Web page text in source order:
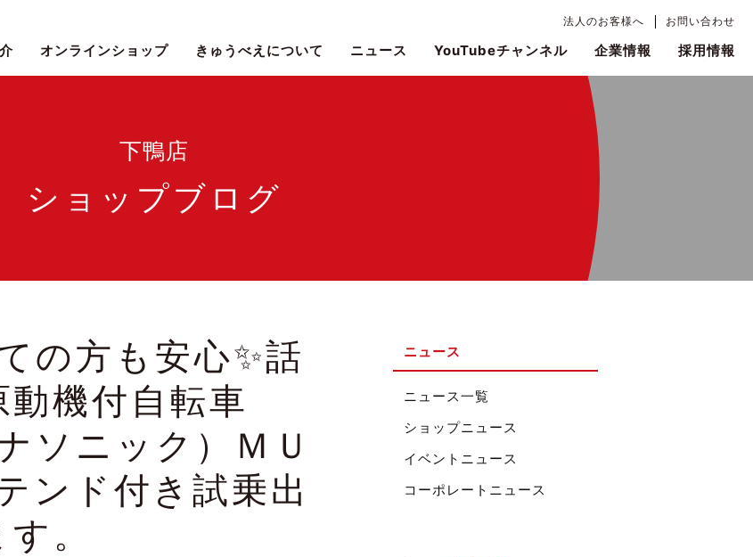
法人のお客様へ お問い合わせ
オンラインショップ きゅうべえについて ニュース YouTubeチャンネル 企業情報 採用情報
下鴨店
ショップブログ
の方も安心✨話
動機付自転車
ソニック）ＭＵ
ンド付き試乗出
。
ニュース
ニュース一覧
ショップニュース
イベントニュース
コーポレートニュース